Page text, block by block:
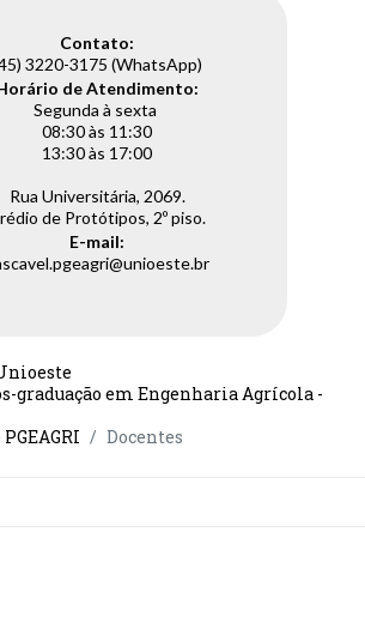
Contato:
3220-3175 (WhatsApp)
de Atendimento:
Segunda à sexta
08:30 às 11:30
13:30 às 17:00
Rua Universitária, 2069.
de Protótipos, 2º piso.
E-mail:
graduação em Engenharia Agrícola -
Docentes